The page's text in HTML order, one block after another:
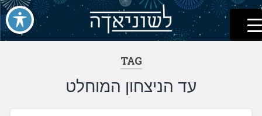
דלג
לתוכן
לשוניאדה
עברית. לשון. שפה
TAG
עד הניצחון המוחלט